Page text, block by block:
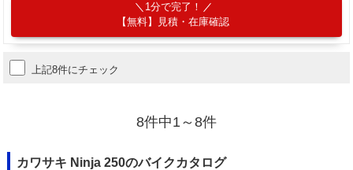
1分で完了！
【無料】見積・在庫確認
上記8件にチェック
8件中1～8件
カワサキ Ninja 250のバイクカタログ